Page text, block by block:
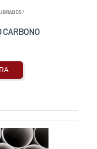
/
CARBONO